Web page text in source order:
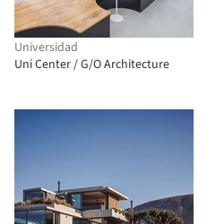
Universidad
Uni Center / G/O Architecture